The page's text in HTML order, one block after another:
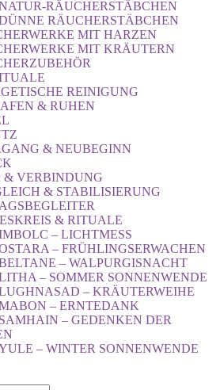
RÄUCHERSTÄBCHEN
RÄUCHERSTÄBCHEN
MIT HARZEN
MIT KRÄUTERN
REINIGUNG
& RUHEN
& NEUBEGINN
& VERBINDUNG
& STABILISIERUNG
& RITUALE
– LICHTMESS
– FRÜHLINGSERWACHEN
– WALPURGISNACHT
– SOMMER SONNENWENDE
– KRÄUTERWEIHE
– ERNTEDANK
SAMHAIN – GEDENKEN DER
– WINTER SONNENWENDE